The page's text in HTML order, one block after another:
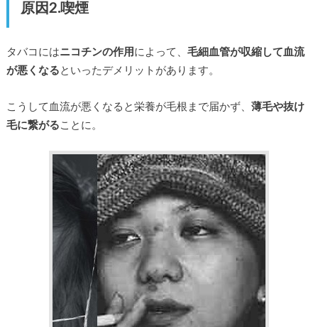
原因2.喫煙
タバコにはニコチンの作用によって、 毛細血管が収縮して血流
が悪くなるといったデメリットがあります。
こうして血流が悪くなると栄養が毛根まで届かず、 薄毛や抜け
毛に繋がることに。